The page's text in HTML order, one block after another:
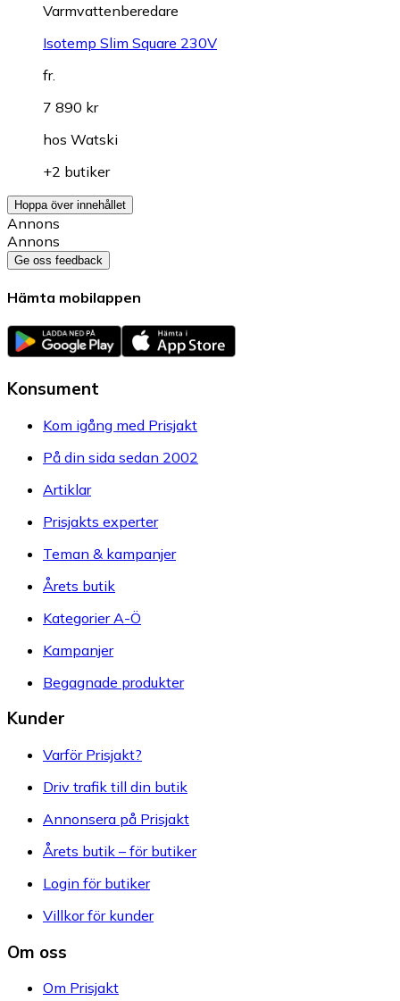
Varmvattenberedare
Isotemp Slim Square 230V
fr.
7 890 kr
hos Watski
+2 butiker
Hoppa över innehållet
Annons
Annons
Ge oss feedback
Hämta mobilappen
Konsument
Kom igång med Prisjakt
På din sida sedan 2002
Artiklar
Prisjakts experter
Teman & kampanjer
Årets butik
Kategorier A-Ö
Kampanjer
Begagnade produkter
Kunder
Varför Prisjakt?
Driv trafik till din butik
Annonsera på Prisjakt
Årets butik – för butiker
Login för butiker
Villkor för kunder
Om oss
Om Prisjakt